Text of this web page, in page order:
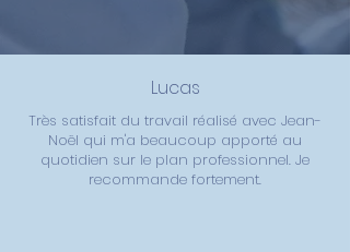
Lucas
Très satisfait du travail réalisé avec Jean-
Noël qui m'a beaucoup apporté au
quotidien sur le plan professionnel. Je
recommande fortement.